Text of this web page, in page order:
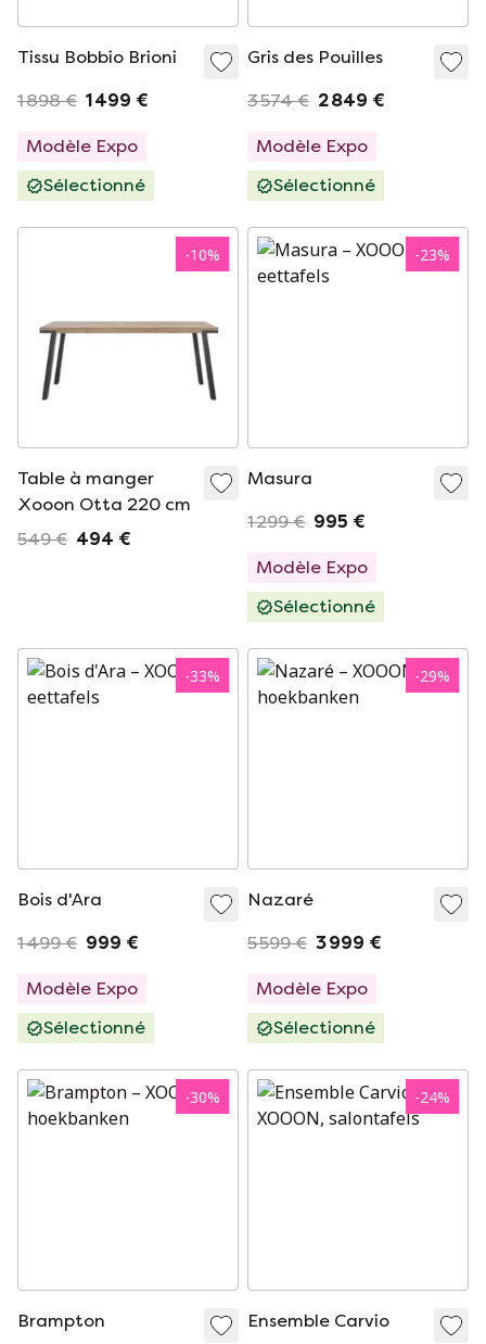
Tissu Bobbio Brioni
1 898 € 1 499 €
Modèle Expo
Sélectionné
Gris des Pouilles
3 574 € 2 849 €
Modèle Expo
Sélectionné
-10%
Table à manger
Xooon Otta 220 cm
549 € 494 €
-23%
Masura
1 299 € 995 €
Modèle Expo
Sélectionné
-33%
Bois d'Ara
1 499 € 999 €
Modèle Expo
Sélectionné
-29%
Nazaré
5 599 € 3 999 €
Modèle Expo
Sélectionné
-30%
Brampton
-24%
Ensemble Carvio